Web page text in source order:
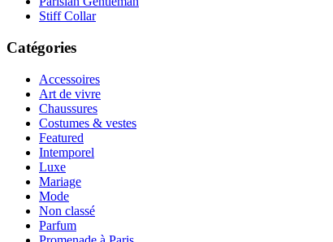
Stiff Collar
Catégories
Accessoires
Art de vivre
Chaussures
Costumes & vestes
Featured
Intemporel
Luxe
Mariage
Mode
Non classé
Parfum